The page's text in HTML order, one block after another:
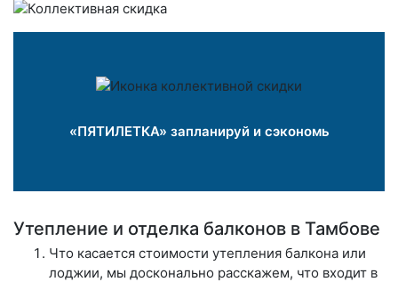
«ПЯТИЛЕТКА» запланируй и сэкономь
Утепление и отделка балконов в Тамбове
Что касается стоимости утепления балкона или
лоджии, мы досконально расскажем, что входит в